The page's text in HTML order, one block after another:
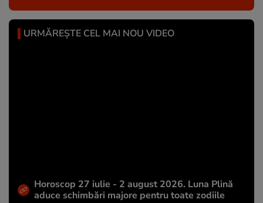
URMĂREȘTE CEL MAI NOU VIDEO
Horoscop 27 iulie - 2 august 2026. Luna Plină
aduce schimbări majore pentru toate zodiile